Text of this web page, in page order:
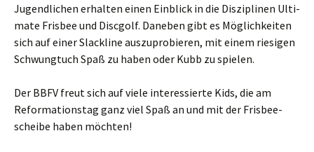
Jugend­li­chen erhal­ten einen Ein­blick in die Dis­zi­pli­nen Ulti­
ma­te Fris­bee und Disc­golf. Dane­ben gibt es Mög­lich­kei­ten
sich auf einer Slack­li­ne aus­zu­pro­bie­ren, mit einem rie­si­gen
Schwung­tuch Spaß zu haben oder Kubb zu spielen.
Der BBFV freut sich auf vie­le inter­es­sier­te Kids, die am
Refor­ma­ti­ons­tag ganz viel Spaß an und mit der Fris­bee­
schei­be haben möchten!